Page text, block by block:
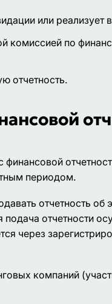
или реализует
комиссией по
отчетность.
периодом.
отчетность об
отчетности
через
компаний